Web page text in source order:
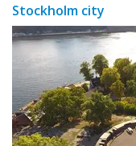
Stockholm city